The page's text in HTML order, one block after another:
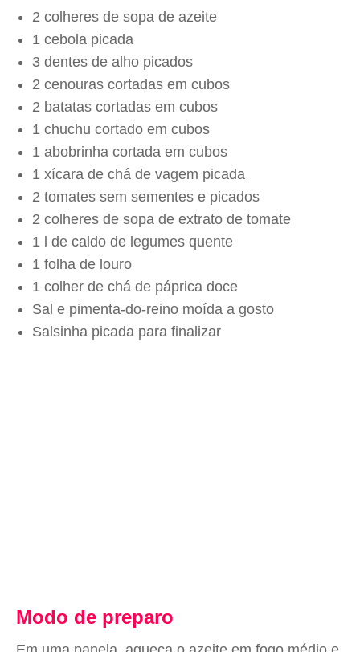
2 colheres de sopa de azeite
1 cebola picada
3 dentes de alho picados
2 cenouras cortadas em cubos
2 batatas cortadas em cubos
1 chuchu cortado em cubos
1 abobrinha cortada em cubos
1 xícara de chá de vagem picada
2 tomates sem sementes e picados
2 colheres de sopa de extrato de tomate
1 l de caldo de legumes quente
1 folha de louro
1 colher de chá de páprica doce
Sal e pimenta-do-reino moída a gosto
Salsinha picada para finalizar
Modo de preparo